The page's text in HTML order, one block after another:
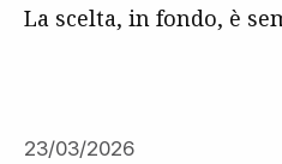
La scelta, in fondo, è
23/03/2026